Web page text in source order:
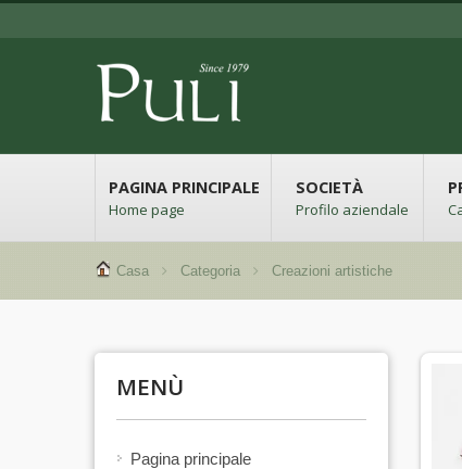
PAGINA PRINCIPALE
Home page
SOCIETÀ
Profilo aziendale
Casa Categoria Creazioni artistiche
MENÙ
Pagina principale